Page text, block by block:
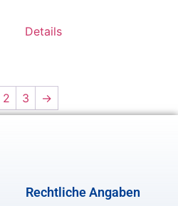
Details
2 3 →
Rechtliche Angaben